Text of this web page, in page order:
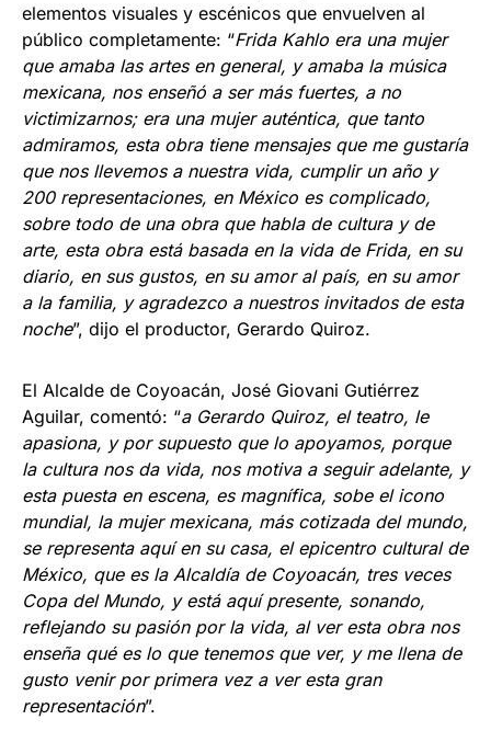
elementos visuales y escénicos que envuelven al
público completamente: “Frida Kahlo era una mujer
que amaba las artes en general, y amaba la música
mexicana, nos enseñó a ser más fuertes, a no
victimizarnos; era una mujer auténtica, que tanto
admiramos, esta obra tiene mensajes que me gustaría
que nos llevemos a nuestra vida, cumplir un año y
200 representaciones, en México es complicado,
sobre todo de una obra que habla de cultura y de
arte, esta obra está basada en la vida de Frida, en su
diario, en sus gustos, en su amor al país, en su amor
a la familia, y agradezco a nuestros invitados de esta
noche”, dijo el productor, Gerardo Quiroz.
El Alcalde de Coyoacán, José Giovani Gutiérrez
Aguilar, comentó: “a Gerardo Quiroz, el teatro, le
apasiona, y por supuesto que lo apoyamos, porque
la cultura nos da vida, nos motiva a seguir adelante, y
esta puesta en escena, es magnífica, sobe el icono
mundial, la mujer mexicana, más cotizada del mundo,
se representa aquí en su casa, el epicentro cultural de
México, que es la Alcaldía de Coyoacán, tres veces
Copa del Mundo, y está aquí presente, sonando,
reflejando su pasión por la vida, al ver esta obra nos
enseña qué es lo que tenemos que ver, y me llena de
gusto venir por primera vez a ver esta gran
representación”.